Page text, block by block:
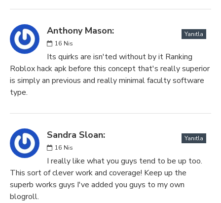
Anthony Mason:
16 Nis
Yanıtla
Its quirks are isn'ted without by it Ranking
Roblox hack apk before this concept that's really superior
is simply an previous and really minimal faculty software
type.
Sandra Sloan:
16 Nis
Yanıtla
I really like what you guys tend to be up too.
This sort of clever work and coverage! Keep up the
superb works guys I've added you guys to my own
blogroll.